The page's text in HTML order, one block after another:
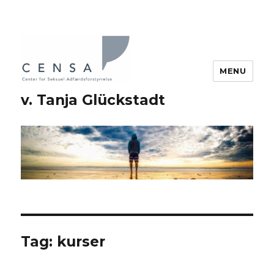
v. Tanja Glückstadt
MENU
Tag: kurser